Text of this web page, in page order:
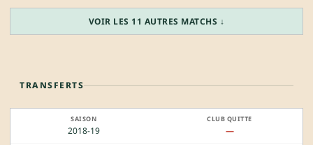
VOIR LES 11 AUTRES MATCHS ↓
TRANSFERTS
2018-19 —